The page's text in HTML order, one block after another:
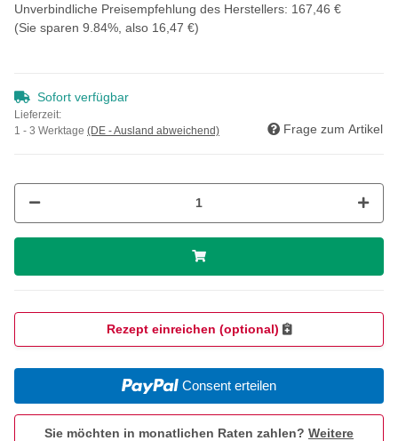
Unverbindliche Preisempfehlung des Herstellers: 167,46 €
(Sie sparen 9.84% , also 16,47 €)
Sofort verfügbar
Lieferzeit:
1 - 3 Werktage (DE - Ausland abweichend) Frage zum Artikel
Rezept einreichen (optional)
Consent erteilen
Sie möchten in monatlichen Raten zahlen? Weitere